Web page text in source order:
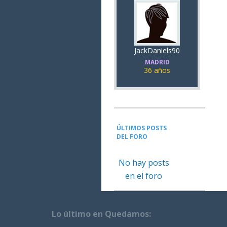
JackDaniels90
MADRID
36 años
ÚLTIMOS POSTS
DEL FORO
No hay posts
en el foro
Lo último en Quedamos: